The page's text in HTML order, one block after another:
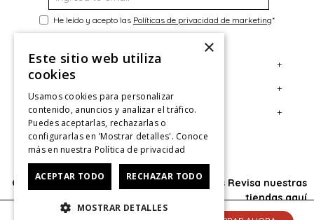
He leído y acepto las Políticas de privacidad de marketing*
Servicio al Consumidor +
Centro de Ayuda
Contáctanos
Giftcard
Retiro en tienda
CyberMonday
+
Términos y Condiciones
Políticas de Despacho
Cambios, Retracto y Garantía
Política de Privacidad de Marketing
Cuenta +
Mi Cuenta
Sigue tu compra
¿Dónde viene mi compra?
Oficina: Av. Las Condes #11281 - Las Condes Revisa nuestras
tiendasaquí
© 2025 HushPuppies Kids derechos de autor
×
Este sitio web utiliza
cookies
Usamos cookies para personalizar
contenido, anuncios y analizar el tráfico.
Puedes aceptarlas, rechazarlas o
configurarlas en 'Mostrar detalles'. Conoce
más en nuestra Política de privacidad
ACEPTAR TODO RECHAZAR TODO
MOSTRAR DETALLES